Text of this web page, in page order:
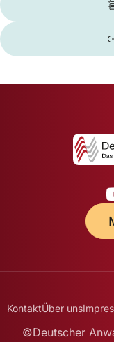
KontaktÜber uns
©Deutscher